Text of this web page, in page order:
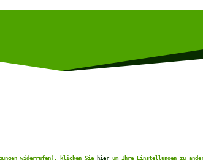
widerrufen), klicken Sie
hier um Ihre Einstellungen zu